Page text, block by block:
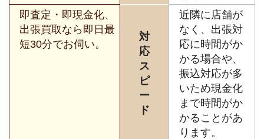
即査定・即現金化、
出張買取なら即日最
短30分でお伺い。
対
応
ス
ピ
ー
ド
近隣に店舗が
なく、出張対
応に時間がか
かる場合や、
振込対応が多
いため現金化
まで時間がか
かることがあ
ります。